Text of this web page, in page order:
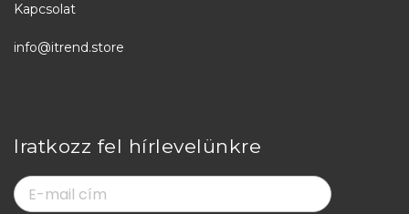
Kapcsolat
info@itrend.store
Iratkozz fel hírlevelünkre